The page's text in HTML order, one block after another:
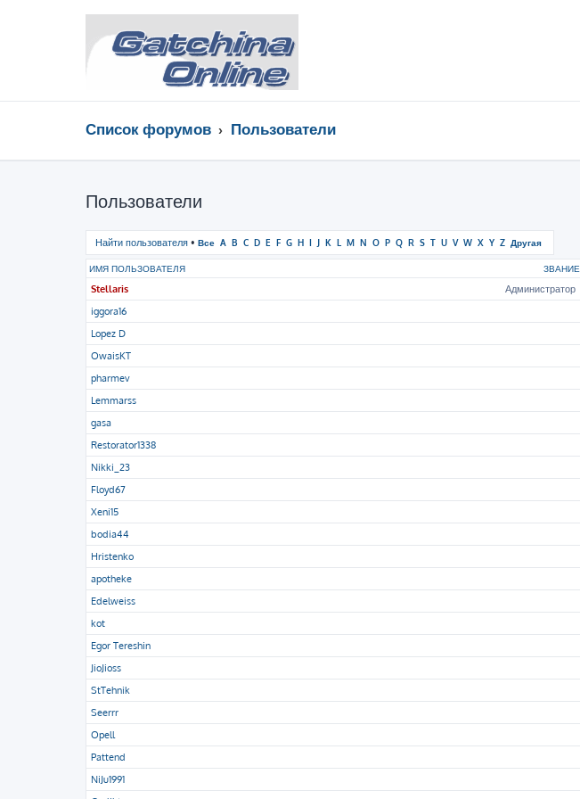
Список форумов Пользователи
Пользователи
Найти пользователя • Все A B C D E F G H I J K L M N O P Q R S T U V W X Y Z Другая
ЗВАНИЕ
ИМЯ ПОЛЬЗОВАТЕЛЯ
Администратор
Stellaris
iggora16
Lopez D
OwaisKT
pharmev
Lemmarss
gasa
Restorator1338
Nikki_23
Floyd67
Xeni15
bodia44
Hristenko
apotheke
Edelweiss
kot
Egor Tereshin
JioJioss
StTehnik
Seerrr
Opell
Pattend
NiJu1991